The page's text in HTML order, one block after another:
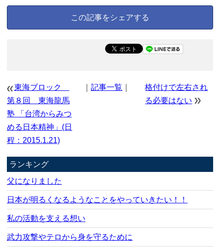
この記事をシェアする
格付けで左右され
る必要はない
｜記事一覧
東海ブロック
第８回 東海龍馬
塾 「台湾からみつ
める日本精神」(日
程：2015.1.21)
ランキング
父になりました
日本が明るくなるようなことをやっていきたい！！
私の活動を支える想い
武力攻撃やテロから身を守るために